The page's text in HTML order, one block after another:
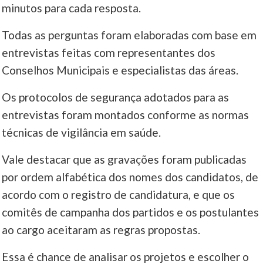
minutos para cada resposta.
Todas as perguntas foram elaboradas com base em
entrevistas feitas com representantes dos
Conselhos Municipais e especialistas das áreas.
Os protocolos de segurança adotados para as
entrevistas foram montados conforme as normas
técnicas de vigilância em saúde.
Vale destacar que as gravações foram publicadas
por ordem alfabética dos nomes dos candidatos, de
acordo com o registro de candidatura, e que os
comitês de campanha dos partidos e os postulantes
ao cargo aceitaram as regras propostas.
Essa é chance de analisar os projetos e escolher o